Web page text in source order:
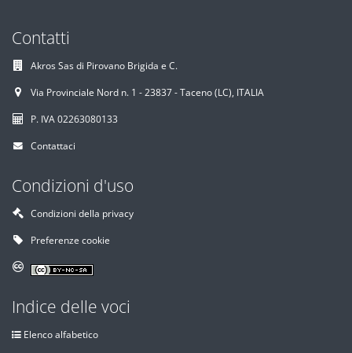
Contatti
Akros Sas di Pirovano Brigida e C.
Via Provinciale Nord n. 1 - 23837 - Taceno (LC), ITALIA
P. IVA 02263080133
Contattaci
Condizioni d'uso
Condizioni della privacy
Preferenze cookie
Indice delle voci
Elenco alfabetico